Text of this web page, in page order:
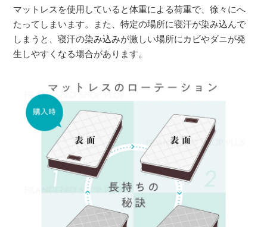
マットレスを使用していると体重による荷重で、徐々にへ
たってしまいます。また、特定の場所に寝汗が染み込んで
しまうと、寝汗の染み込みが激しい場所にカビやダニが発
生しやすくなる場合があります。